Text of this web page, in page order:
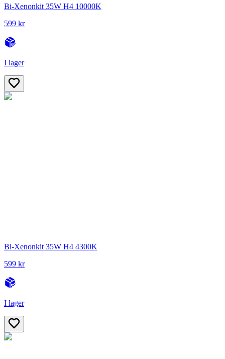
Bi-Xenonkit 35W H4 10000K
599 kr
I lager
Bi-Xenonkit 35W H4 4300K
599 kr
I lager